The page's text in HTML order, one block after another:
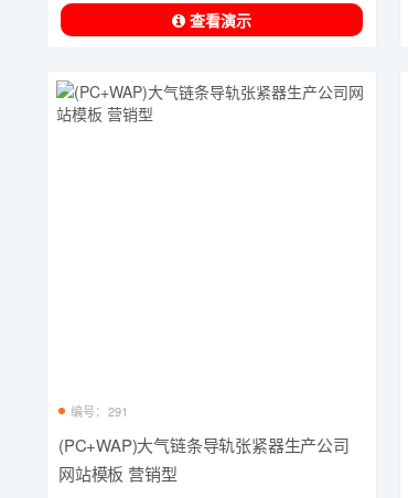
查看演示
编号：291
(PC+WAP)大气链条导轨张紧器生产公司
网站模板 营销型